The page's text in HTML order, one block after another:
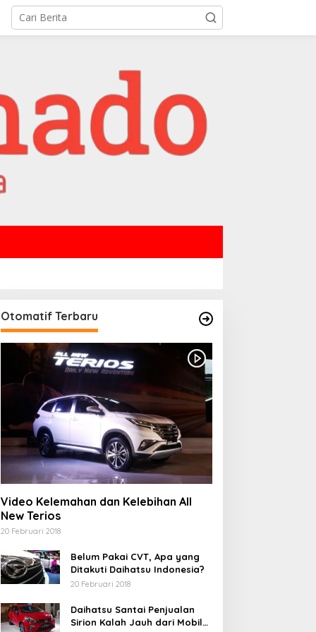
Otomatif Terbaru
Video Kelemahan dan Kelebihan All
New Terios
20 Februari 2018
Belum Pakai CVT, Apa yang
Ditakuti Daihatsu Indonesia?
20 Februari 2018
Daihatsu Santai Penjualan
Sirion Kalah Jauh dari Mobil